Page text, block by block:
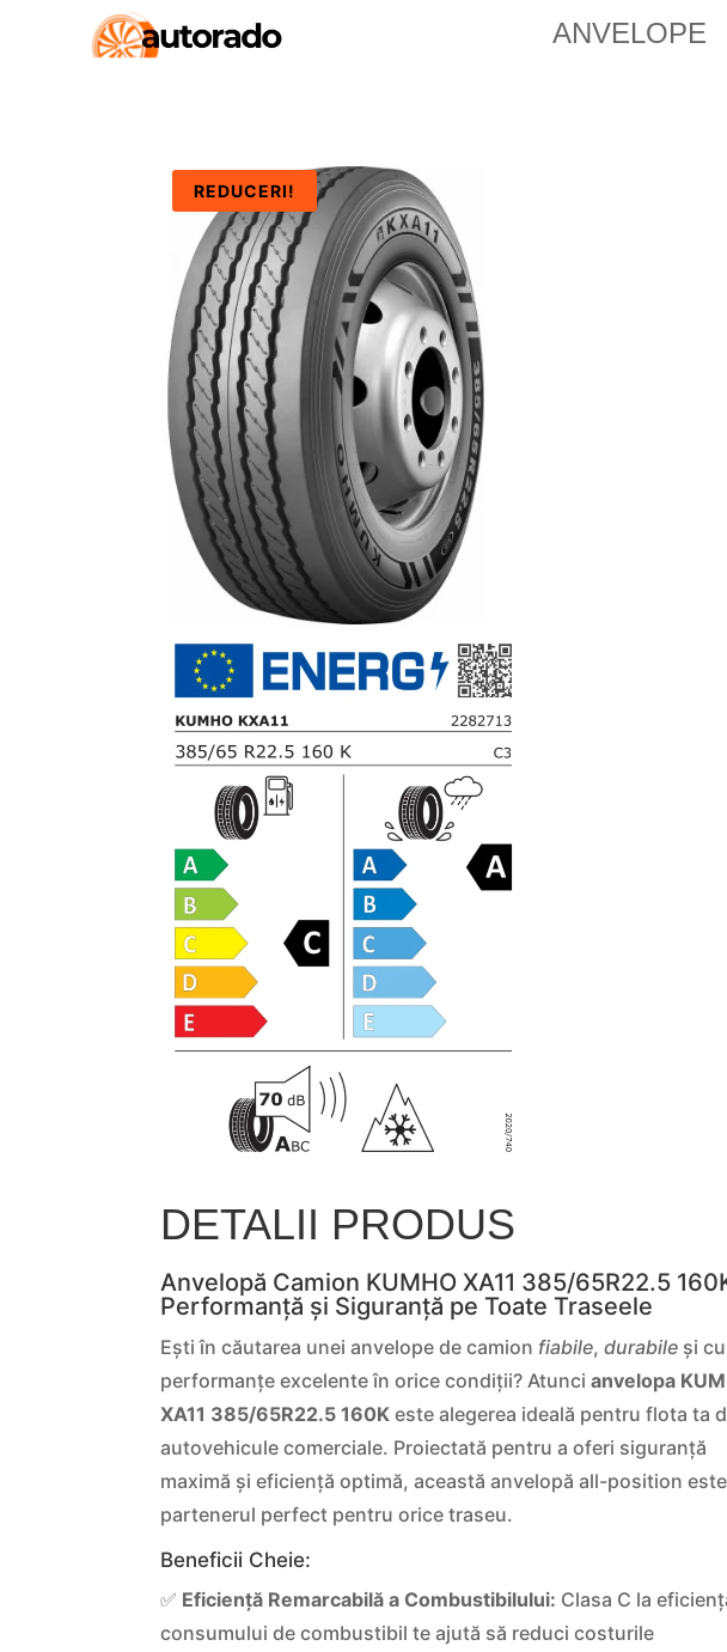
ANVELOPE
REDUCERI!
DETALII PRODUS
Anvelopă Camion KUMHO XA11 385/65R22.5
Performanță și Siguranță pe Toate Traseele
Ești în căutarea unei anvelope de camion fiabile,durabile și cu
performanțe excelente în orice condiții? Atuncianvelopa
XA11 385/65R22.5 160K este alegerea ideală pentru flota ta
autovehicule comerciale. Proiectată pentru a oferi siguranță
maximă și eficiență optimă, această anvelopă all-position este
partenerul perfect pentru orice traseu.
Beneficii Cheie:
✅ Eficiență Remarcabilă a Combustibilului: Clasa C la
consumului de combustibil te ajută să reduci costurile